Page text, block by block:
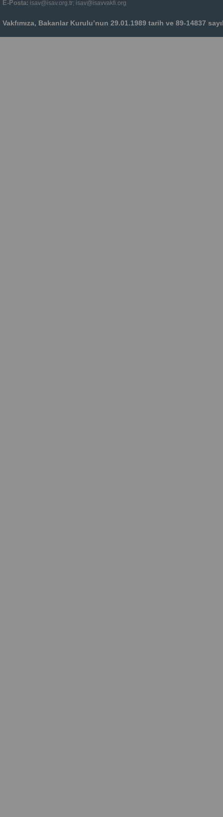
E-Posta: isav@isav.org.tr; isav@isavvakfi.org
Vakfımıza, Bakanlar Kurulu’nun 29.01.1989 tarih ve 89-14837